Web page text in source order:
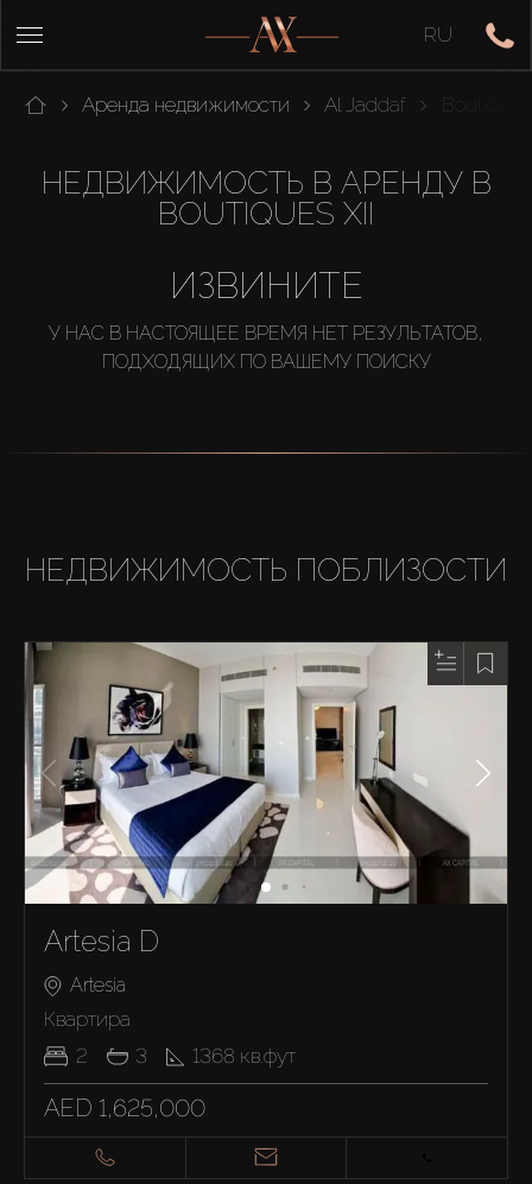
RU
Аренда недвижимости Al Jaddaf
НЕДВИЖИМОСТЬ В АРЕНДУ В
BOUTIQUES XII
ИЗВИНИТЕ
У НАС В НАСТОЯЩЕЕ ВРЕМЯ НЕТ РЕЗУЛЬТАТОВ,
ПОДХОДЯЩИХ ПО ВАШЕМУ ПОИСКУ
НЕДВИЖИМОСТЬ ПОБЛИЗОСТИ
Artesia D
Artesia
Квартира
2
3 1368 кв.фут
AED 1,625,000